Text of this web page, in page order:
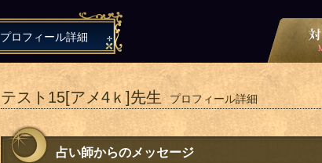
プロフィール詳細
テスト15[アメ4ｋ]先生 プロフィール詳細
占い師からのメッセージ